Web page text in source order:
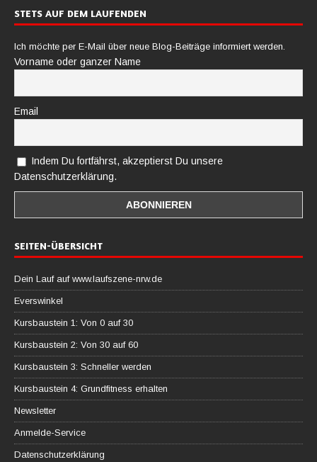
STETS AUF DEM LAUFENDEN
Ich möchte per E-Mail über neue Blog-Beiträge informiert werden.
Vorname oder ganzer Name
Email
Indem Du fortfährst, akzeptierst Du unsere
Datenschutzerklärung.
SEITEN-ÜBERSICHT
Dein Lauf auf www.laufszene-nrw.de
Everswinkel
Kursbaustein 1: Von 0 auf 30
Kursbaustein 2: Von 30 auf 60
Kursbaustein 3: Schneller werden
Kursbaustein 4: Grundfitness erhalten
Newsletter
Anmelde-Service
Datenschutzerklärung